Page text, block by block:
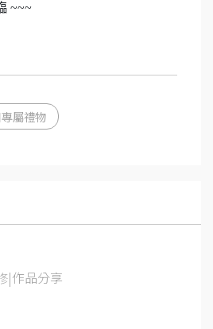
~~~
屬禮物
|作品分享